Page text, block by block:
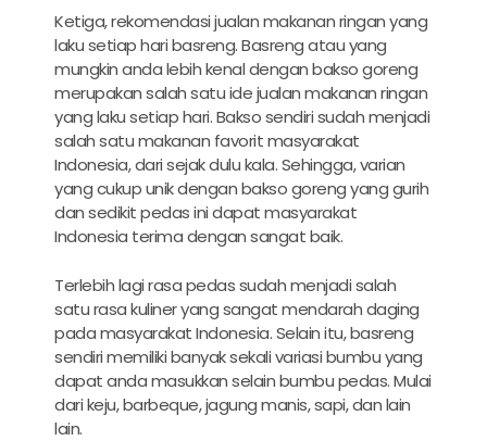
Ketiga, rekomendasi jualan makanan ringan yang
laku setiap hari basreng. Basreng atau yang
mungkin anda lebih kenal dengan bakso goreng
merupakan salah satu ide jualan makanan ringan
yang laku setiap hari. Bakso sendiri sudah menjadi
salah satu makanan favorit masyarakat
Indonesia, dari sejak dulu kala. Sehingga, varian
yang cukup unik dengan bakso goreng yang gurih
dan sedikit pedas ini dapat masyarakat
Indonesia terima dengan sangat baik.
Terlebih lagi rasa pedas sudah menjadi salah
satu rasa kuliner yang sangat mendarah daging
pada masyarakat Indonesia. Selain itu, basreng
sendiri memiliki banyak sekali variasi bumbu yang
dapat anda masukkan selain bumbu pedas. Mulai
dari keju, barbeque, jagung manis, sapi, dan lain
lain.